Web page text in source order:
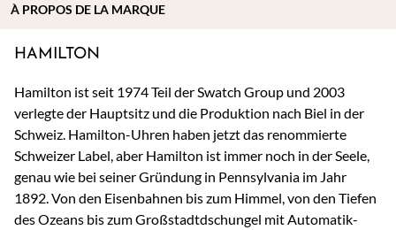
HAMILTON
Hamilton ist seit 1974 Teil der Swatch Group und 2003
verlegte der Hauptsitz und die Produktion nach Biel in der
Schweiz. Hamilton-Uhren haben jetzt das renommierte
Schweizer Label, aber Hamilton ist immer noch in der Seele,
genau wie bei seiner Gründung in Pennsylvania im Jahr
1892. Von den Eisenbahnen bis zum Himmel, von den Tiefen
des Ozeans bis zum Großstadtdschungel mit Automatik-
À PROPOS DE LA MARQUE